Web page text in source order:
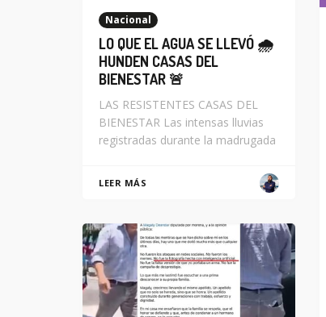
Nacional
LO QUE EL AGUA SE LLEVÓ 🌧️
HUNDEN CASAS DEL
BIENESTAR 🚨
LAS RESISTENTES CASAS DEL
BIENESTAR Las intensas lluvias
registradas durante la madrugada
LEER MÁS